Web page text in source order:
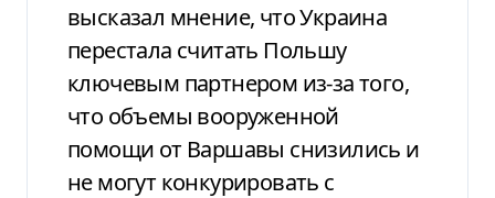
высказал мнение, что Украина
перестала считать Польшу
ключевым партнером из-за того,
что объемы вооруженной
помощи от Варшавы снизились и
не могут конкурировать с